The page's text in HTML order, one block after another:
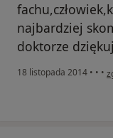
najbardziej
doktorze
18 listopada 2014 • • •